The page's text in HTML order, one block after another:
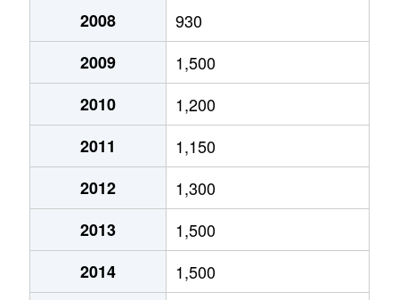
2008
930
2009
1,500
2010
1,200
2011
1,150
2012
1,300
2013
1,500
2014
1,500